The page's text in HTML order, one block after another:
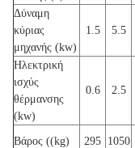
Δύναμη
κύριας
μηχανής (kw)
1.5 5.5
Ηλεκτρική
ισχύς
θέρμανσης
(kw)
0.6 2.5
Βάρος ((kg) 295 1050